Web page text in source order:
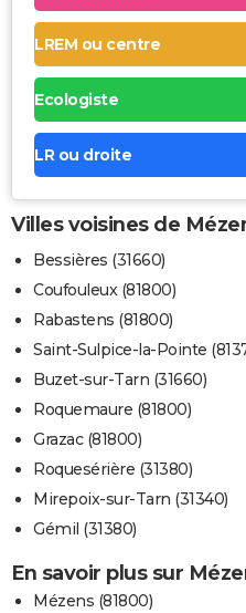
LREM ou centre
Ecologiste
LR ou droite
Villes voisines de
Bessières (31660)
Coufouleux (81800)
Rabastens (81800)
Saint-Sulpice-la-Pointe
Buzet-sur-Tarn (31660)
Roquemaure (81800)
Grazac (81800)
Roquesérière (31380)
Mirepoix-sur-Tarn (31340)
Gémil (31380)
En savoir plus sur
Mézens (81800)